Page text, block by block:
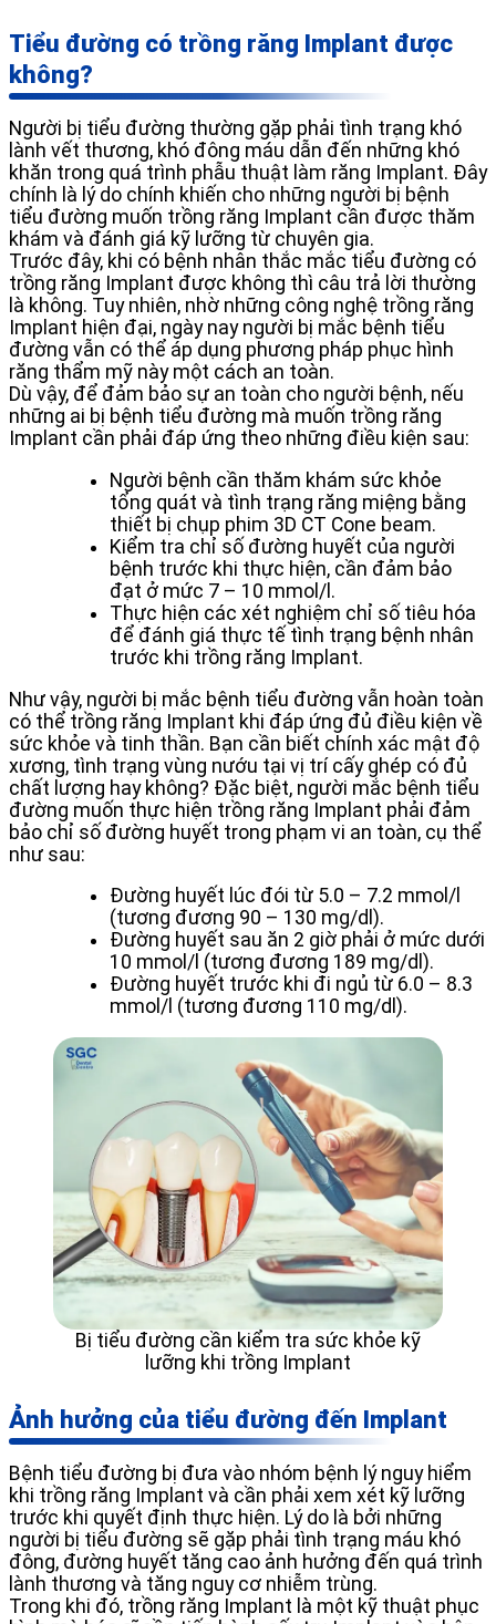
Tiểu đường có trồng răng Implant được
không?
Người bị tiểu đường thường gặp phải tình trạng khó
lành vết thương, khó đông máu dẫn đến những khó
khăn trong quá trình phẫu thuật làm răng Implant. Đây
chính là lý do chính khiến cho những người bị bệnh
tiểu đường muốn trồng răng Implant cần được thăm
khám và đánh giá kỹ lưỡng từ chuyên gia.
Trước đây, khi có bệnh nhân thắc mắc tiểu đường có
trồng răng Implant được không thì câu trả lời thường
là không. Tuy nhiên, nhờ những công nghệ trồng răng
Implant hiện đại, ngày nay người bị mắc bệnh tiểu
đường vẫn có thể áp dụng phương pháp phục hình
răng thẩm mỹ này một cách an toàn.
Dù vậy, để đảm bảo sự an toàn cho người bệnh, nếu
những ai bị bệnh tiểu đường mà muốn trồng răng
Implant cần phải đáp ứng theo những điều kiện sau:
Người bệnh cần thăm khám sức khỏe
tổng quát và tình trạng răng miệng bằng
thiết bị chụp phim 3D CT Cone beam.
Kiểm tra chỉ số đường huyết của người
bệnh trước khi thực hiện, cần đảm bảo
đạt ở mức 7 – 10 mmol/l.
Thực hiện các xét nghiệm chỉ số tiêu hóa
để đánh giá thực tế tình trạng bệnh nhân
trước khi trồng răng Implant.
Như vậy, người bị mắc bệnh tiểu đường vẫn hoàn toàn
có thể trồng răng Implant khi đáp ứng đủ điều kiện về
sức khỏe và tinh thần. Bạn cần biết chính xác mật độ
xương, tình trạng vùng nướu tại vị trí cấy ghép có đủ
chất lượng hay không? Đặc biệt, người mắc bệnh tiểu
đường muốn thực hiện trồng răng Implant phải đảm
bảo chỉ số đường huyết trong phạm vi an toàn, cụ thể
như sau:
Đường huyết lúc đói từ 5.0 – 7.2 mmol/l
(tương đương 90 – 130 mg/dl).
Đường huyết sau ăn 2 giờ phải ở mức dưới
10 mmol/l (tương đương 189 mg/dl).
Đường huyết trước khi đi ngủ từ 6.0 – 8.3
mmol/l (tương đương 110 mg/dl).
Bị tiểu đường cần kiểm tra sức khỏe kỹ
lưỡng khi trồng Implant
Ảnh hưởng của tiểu đường đến Implant
Bệnh tiểu đường bị đưa vào nhóm bệnh lý nguy hiểm
khi trồng răng Implant và cần phải xem xét kỹ lưỡng
trước khi quyết định thực hiện. Lý do là bởi những
người bị tiểu đường sẽ gặp phải tình trạng máu khó
đông, đường huyết tăng cao ảnh hưởng đến quá trình
lành thương và tăng nguy cơ nhiễm trùng.
Trong khi đó, trồng răng Implant là một kỹ thuật phục